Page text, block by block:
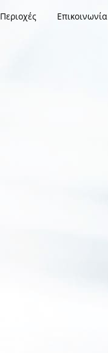
Περιοχές Επικοινωνία